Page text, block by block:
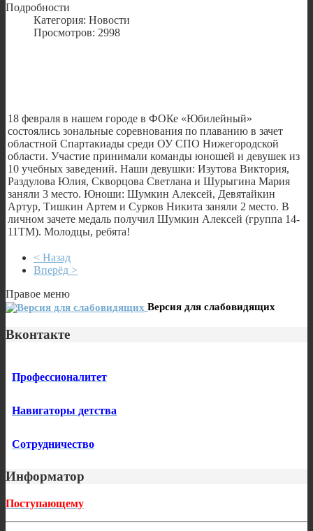
Подробности
Категория: Новости
Просмотров: 2998
18 февраля в нашем городе в ФОКе «Юбилейный»
состоялись зональные соревнования по плаванию в зачет
областной Спартакиады среди ОУ СПО Нижегородской
области. Участие принимали команды юношей и девушек из
10 учебных заведений. Наши девушки: Изутова Виктория,
Раздулова Юлия, Скворцова Светлана и Шурыгина Мария
заняли 3 место. Юноши: Шумкин Алексей, Девятайкин
Артур, Тишкин Артем и Сурков Никита заняли 2 место. В
личном зачете медаль получил Шумкин Алексей (группа 14-
11ТМ). Молодцы, ребята!
< Назад
Вперёд >
Правое меню
Версия для слабовидящих
Вконтакте
Профессионалитет
Навигаторы детства
Сотрудничество
Информатор
Поступающему